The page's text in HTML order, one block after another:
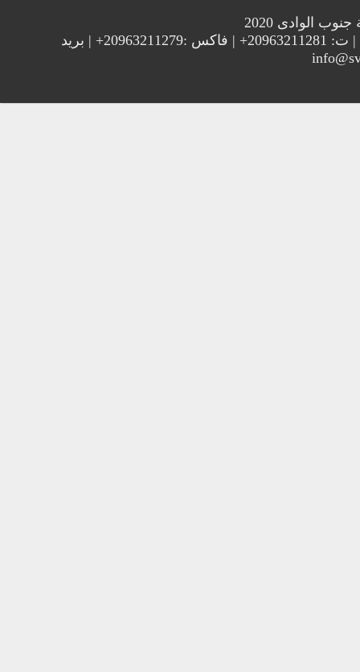
2020
العنوان : جامعة جنوب الوادي 83523 قنا - جمهورية مصر العربية | ت: 20963211281+ | فاكس :20963211279+ | بريد